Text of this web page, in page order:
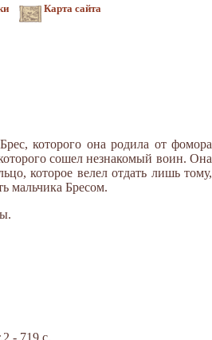
Карта сайта
которого она родила от фомора
сошел незнакомый воин. Она
которое велел отдать лишь тому,
мальчика Бресом.
- 719 с.